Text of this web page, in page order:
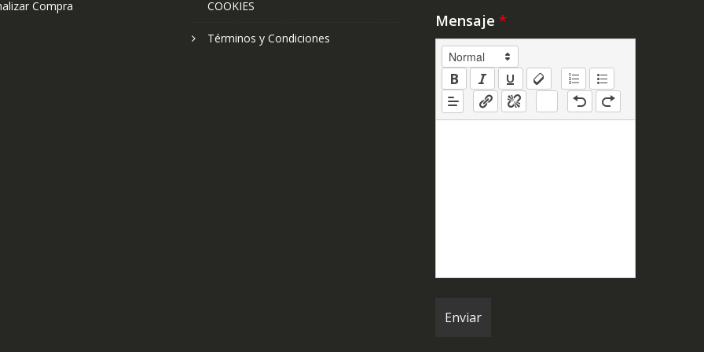
Compra COOKIES
Términos y Condiciones
Mensaje *